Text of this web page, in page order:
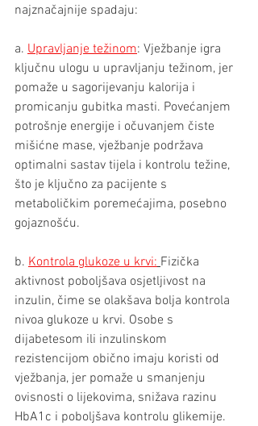
najznačajnije spadaju:
a. Upravljanje težinom: Vježbanje igra
ključnu ulogu u upravljanju težinom, jer
pomaže u sagorijevanju kalorija i
promicanju gubitka masti. Povećanjem
potrošnje energije i očuvanjem čiste
mišićne mase, vježbanje podržava
optimalni sastav tijela i kontrolu težine,
što je ključno za pacijente s
metaboličkim poremećajima, posebno
gojaznošću.
b. Kontrola glukoze u krvi: Fizička
aktivnost poboljšava osjetljivost na
inzulin, čime se olakšava bolja kontrola
nivoa glukoze u krvi. Osobe s
dijabetesom ili inzulinskom
rezistencijom obično imaju koristi od
vježbanja, jer pomaže u smanjenju
ovisnosti o lijekovima, snižava razinu
HbA1c i poboljšava kontrolu glikemije.